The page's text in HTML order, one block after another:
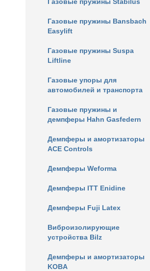
Газовые пружины Bansbach
Easylift
Газовые пружины Suspa
Liftline
Газовые упоры для
автомобилей и транспорта
Газовые пружины и
демпферы Hahn Gasfedern
Демпферы и амортизаторы
ACE Controls
Демпферы Weforma
Демпферы ITT Enidine
Демпферы Fuji Latex
Виброизолирующие
устройства Bilz
Демпферы и амортизаторы
KOBA